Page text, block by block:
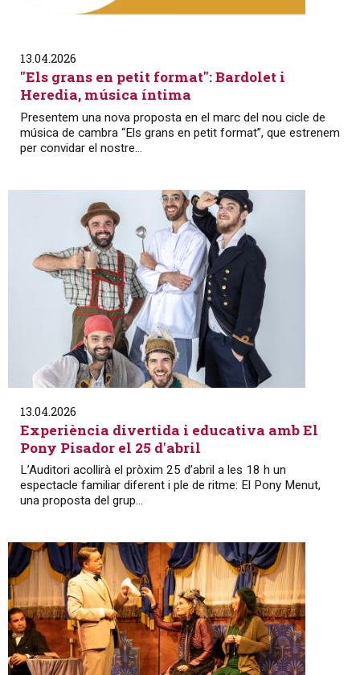
13.04.2026
"Els grans en petit format": Bardolet i
Heredia, música íntima
Presentem una nova proposta en el marc del nou cicle de
música de cambra “Els grans en petit format”, que estrenem
per convidar el nostre...
13.04.2026
Experiència divertida i educativa amb El
Pony Pisador el 25 d'abril
L’Auditori acollirà el pròxim 25 d’abril a les 18 h un
espectacle familiar diferent i ple de ritme: El Pony Menut,
una proposta del grup...